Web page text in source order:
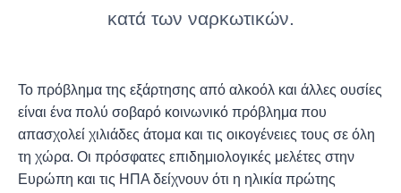
κατά των ναρκωτικών.
Το πρόβλημα της εξάρτησης από αλκοόλ και άλλες ουσίες
είναι ένα πολύ σοβαρό κοινωνικό πρόβλημα που
απασχολεί χιλιάδες άτομα και τις οικογένειες τους σε όλη
τη χώρα. Οι πρόσφατες επιδημιολογικές μελέτες στην
Ευρώπη και τις ΗΠΑ δείχνουν ότι η ηλικία πρώτης